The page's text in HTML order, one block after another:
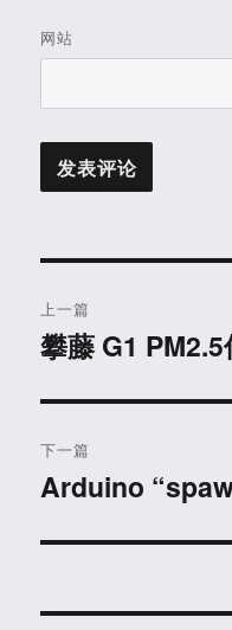
网站
章
航
上一篇
上
文
章：
攀藤 G1
下一篇
下
文
Arduino